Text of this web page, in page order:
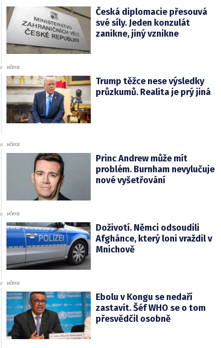
Česká diplomacie přesouvá
své síly. Jeden konzulát
zanikne, jiný vznikne
včera
Trump těžce nese výsledky
průzkumů. Realita je prý jiná
včera
Princ Andrew může mít
problém. Burnham nevylučuje
nové vyšetřování
včera
Doživotí. Němci odsoudili
Afghánce, který loni vraždil v
Mnichově
včera
Ebolu v Kongu se nedaří
zastavit. Šéf WHO se o tom
přesvědčil osobně